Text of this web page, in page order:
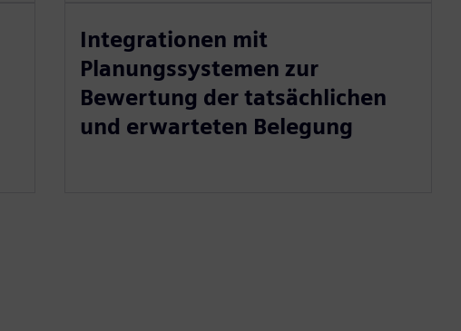
Integrationen mit
Planungssystemen zur
Bewertung der tatsächlichen
und erwarteten Belegung